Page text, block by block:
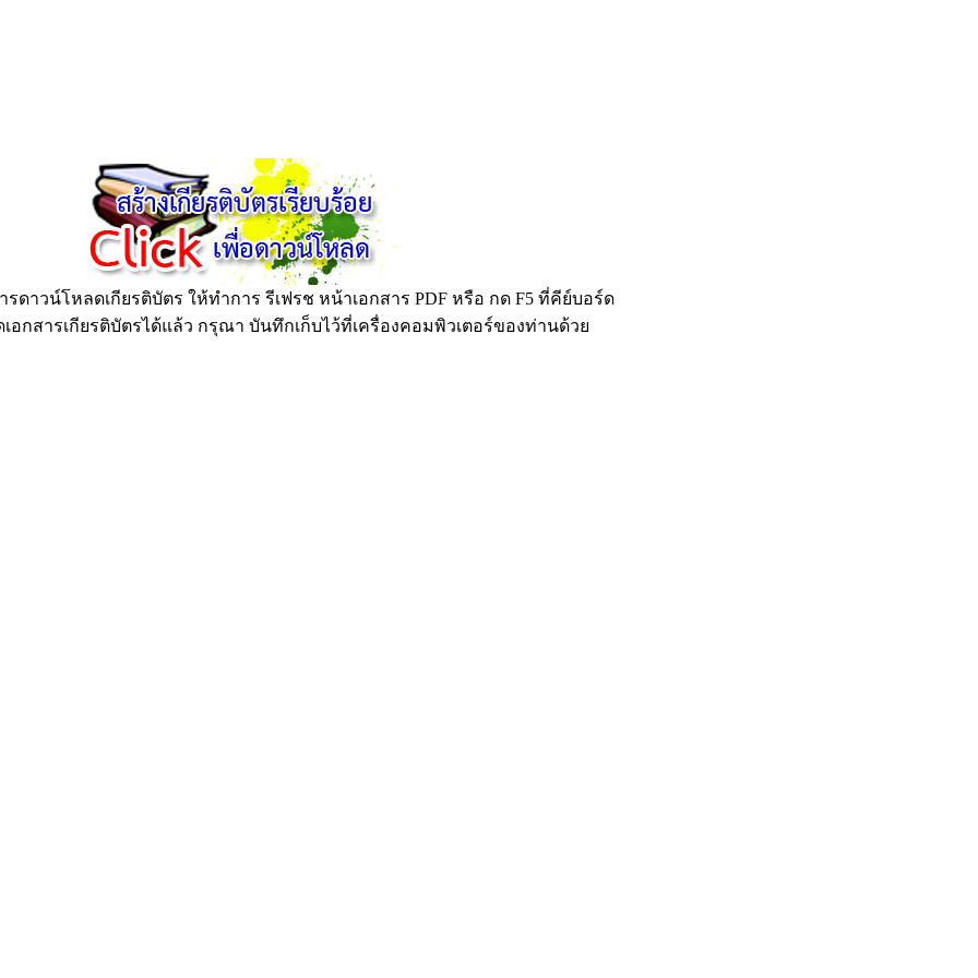
ดาวน์โหลดเกียรติบัตร ให้ทำการ รีเฟรช หน้าเอกสาร PDF หรือ กด F5 ที่คีย์บอร์ด
อกสารเกียรติบัตรได้แล้ว กรุณา บันทึกเก็บไว้ที่เครื่องคอมพิวเตอร์ของท่านด้วย